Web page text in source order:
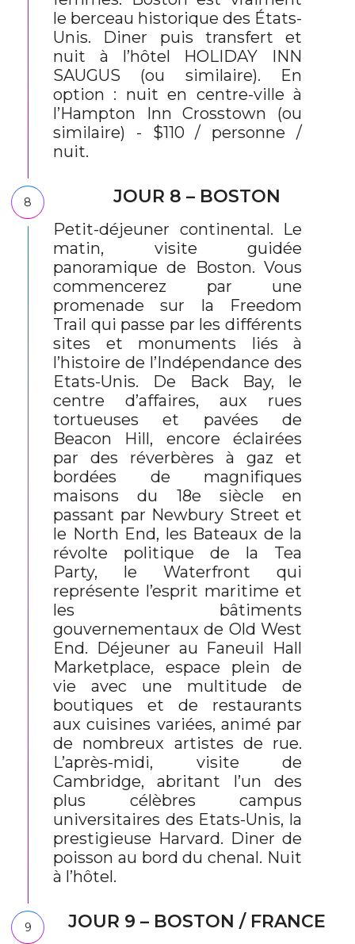
le berceau historique des États-
Unis. Diner puis transfert et
nuit à l’hôtel HOLIDAY INN
SAUGUS (ou similaire). En
option : nuit en centre-ville à
l’Hampton Inn Crosstown (ou
similaire) - $110 / personne /
nuit.
8 JOUR 8 – BOSTON
Petit-déjeuner continental. Le
matin, visite guidée
panoramique de Boston. Vous
commencerez par une
promenade sur la Freedom
Trail qui passe par les différents
sites et monuments liés à
l’histoire de l’Indépendance des
Etats-Unis. De Back Bay, le
centre d’affaires, aux rues
tortueuses et pavées de
Beacon Hill, encore éclairées
par des réverbères à gaz et
bordées de magnifiques
maisons du 18e siècle en
passant par Newbury Street et
le North End, les Bateaux de la
révolte politique de la Tea
Party, le Waterfront qui
représente l’esprit maritime et
les bâtiments
gouvernementaux de Old West
End. Déjeuner au Faneuil Hall
Marketplace, espace plein de
vie avec une multitude de
boutiques et de restaurants
aux cuisines variées, animé par
de nombreux artistes de rue.
L’après-midi, visite de
Cambridge, abritant l’un des
plus célèbres campus
universitaires des Etats-Unis, la
prestigieuse Harvard. Diner de
poisson au bord du chenal. Nuit
à l’hôtel.
9 JOUR 9 – BOSTON / FRANCE